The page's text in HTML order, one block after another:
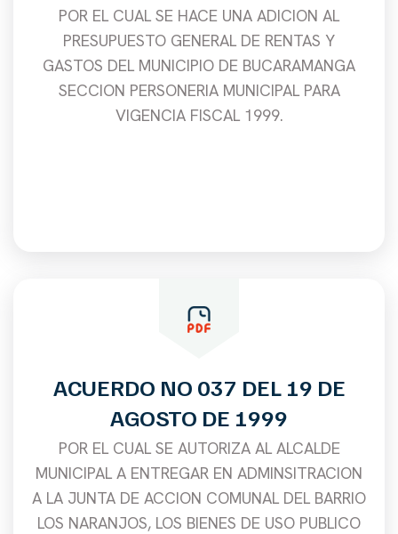
POR EL CUAL SE HACE UNA ADICION AL
PRESUPUESTO GENERAL DE RENTAS Y
GASTOS DEL MUNICIPIO DE BUCARAMANGA
SECCION PERSONERIA MUNICIPAL PARA
VIGENCIA FISCAL 1999.
ACUERDO NO 037 DEL 19 DE
AGOSTO DE 1999
POR EL CUAL SE AUTORIZA AL ALCALDE
MUNICIPAL A ENTREGAR EN ADMINSITRACION
A LA JUNTA DE ACCION COMUNAL DEL BARRIO
LOS NARANJOS, LOS BIENES DE USO PUBLICO